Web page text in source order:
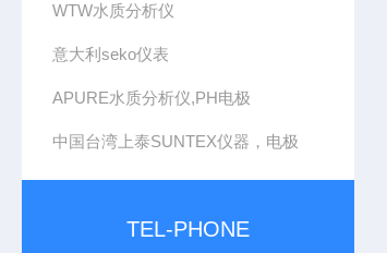
WTW水质分析仪
意大利seko仪表
APURE水质分析仪,PH电极
中国台湾上泰SUNTEX仪器，电极
TEL-PHONE